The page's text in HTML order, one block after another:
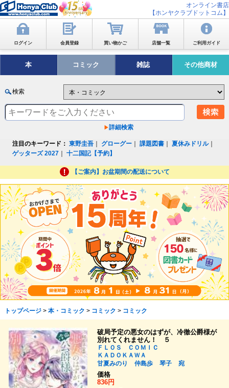
オンライン書店
【ホンヤクラブドットコム】
ログイン 会員登録 買い物かご 店舗一覧 ご利用ガイド
本 コミック 雑誌 その他商材
検索
詳細検索
注目のキーワード： 東野圭吾 グローグー ｜課題図書 ｜夏休みドリル｜
ゲッターズ 2027 ｜十二国記【予約】
【ご案内】お盆期間の配送について
トップページ> 本・コミック > コミック > コミック
破局予定の悪女のはずが、冷徹公爵様が
別れてくれません！ ５
ＦＬＯＳ ＣＯＭＩＣ
ＫＡＤＯＫＡＷＡ
甘夏みのり
仲島歩 琴子
宛
価格
836円